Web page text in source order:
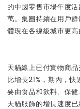
的中國零售市場年度
萬。集團持續在用戶
體現在各線級城市更
天貓線上已付實物商
比增長21%，期內，
要由食品和飲料、保
天貓服飾的增長速度